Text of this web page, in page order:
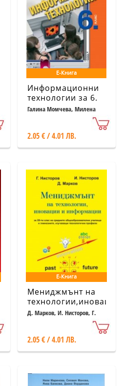
Е-Книга
Информационни
технологии за 6.
клас
Галина Момчева, Милена
2.05 € / 4.01 ЛВ.
Е-Книга
Мениджмънт на
технологии,иновации
и информации
Д. Марков, И. Нисторов, Г.
2.05 € / 4.01 ЛВ.